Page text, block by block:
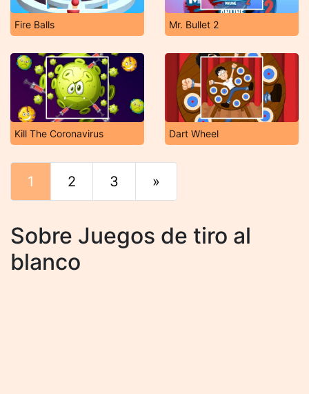
Fire Balls Mr. Bullet 2
Kill The Coronavirus Dart Wheel
1 2 3 »
Sobre Juegos de tiro al
blanco